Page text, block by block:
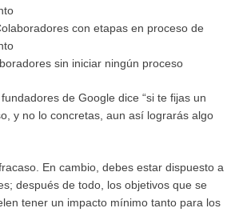
con etapas en proceso de
sin iniciar ningún proceso
fundadores de Google dice “si te fijas un
y no lo concretas, aun así lograrás algo
En cambio, debes estar dispuesto a
después de todo, los objetivos que se
tener un impacto mínimo tanto para los